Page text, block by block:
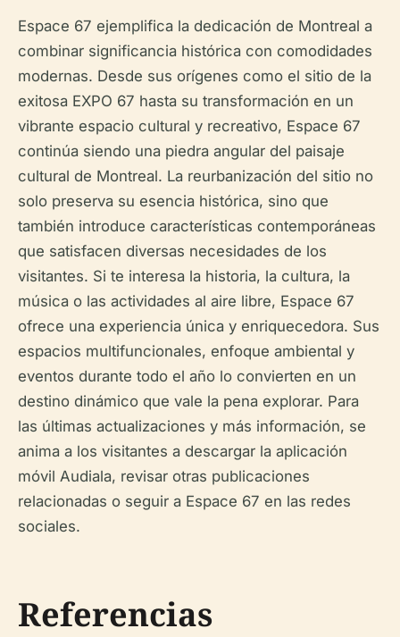
Espace 67 ejemplifica la dedicación de Montreal a
combinar significancia histórica con comodidades
modernas. Desde sus orígenes como el sitio de la
exitosa EXPO 67 hasta su transformación en un
vibrante espacio cultural y recreativo, Espace 67
continúa siendo una piedra angular del paisaje
cultural de Montreal. La reurbanización del sitio no
solo preserva su esencia histórica, sino que
también introduce características contemporáneas
que satisfacen diversas necesidades de los
visitantes. Si te interesa la historia, la cultura, la
música o las actividades al aire libre, Espace 67
ofrece una experiencia única y enriquecedora. Sus
espacios multifuncionales, enfoque ambiental y
eventos durante todo el año lo convierten en un
destino dinámico que vale la pena explorar. Para
las últimas actualizaciones y más información, se
anima a los visitantes a descargar la aplicación
móvil Audiala, revisar otras publicaciones
relacionadas o seguir a Espace 67 en las redes
sociales.
Referencias